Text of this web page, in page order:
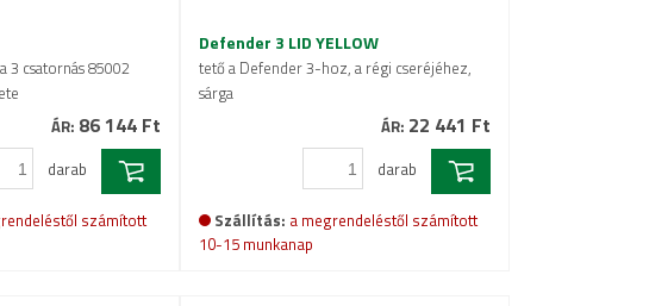
3 csatornás 85002
ÁR: 86 144 Ft
darab
számított
Defender 3 LID YELLOW
tető a Defender 3-hoz, a régi cseréjéhez,
sárga
ÁR: 22 441 Ft
darab
Szállítás: a megrendeléstől számított
10-15 munkanap